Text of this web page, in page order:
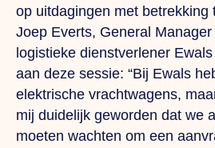
op uitdagingen met betrekking
Joep Everts, General Manager
logistieke dienstverlener
aan deze sessie: “Bij Ewals
elektrische vrachtwagens,
mij duidelijk geworden dat we
moeten wachten om een